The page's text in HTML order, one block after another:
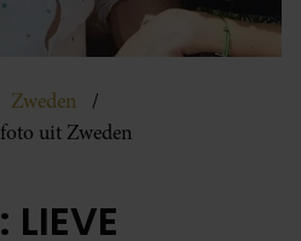
Zweden
uit Zweden
LIEVE